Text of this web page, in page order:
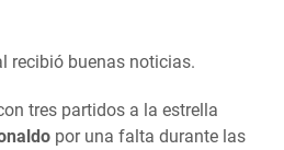
recibió buenas noticias.
tres partidos a la estrella
por una falta durante las